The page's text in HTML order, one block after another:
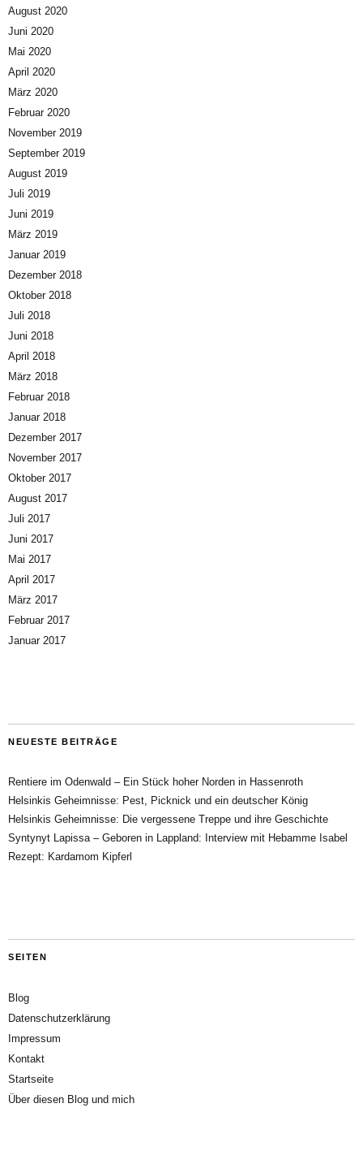
August 2020
Juni 2020
Mai 2020
April 2020
März 2020
Februar 2020
November 2019
September 2019
August 2019
Juli 2019
Juni 2019
März 2019
Januar 2019
Dezember 2018
Oktober 2018
Juli 2018
Juni 2018
April 2018
März 2018
Februar 2018
Januar 2018
Dezember 2017
November 2017
Oktober 2017
August 2017
Juli 2017
Juni 2017
Mai 2017
April 2017
März 2017
Februar 2017
Januar 2017
NEUESTE BEITRÄGE
Rentiere im Odenwald – Ein Stück hoher Norden in Hassenroth
Helsinkis Geheimnisse: Pest, Picknick und ein deutscher König
Helsinkis Geheimnisse: Die vergessene Treppe und ihre Geschichte
Syntynyt Lapissa – Geboren in Lappland: Interview mit Hebamme Isabel
Rezept: Kardamom Kipferl
SEITEN
Blog
Datenschutzerklärung
Impressum
Kontakt
Startseite
Über diesen Blog und mich